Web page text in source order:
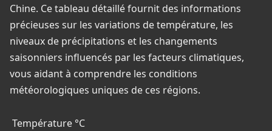
Chine. Ce tableau détaillé fournit des informations
précieuses sur les variations de température, les
niveaux de précipitations et les changements
saisonniers influencés par les facteurs climatiques,
vous aidant à comprendre les conditions
météorologiques uniques de ces régions.
Température °C